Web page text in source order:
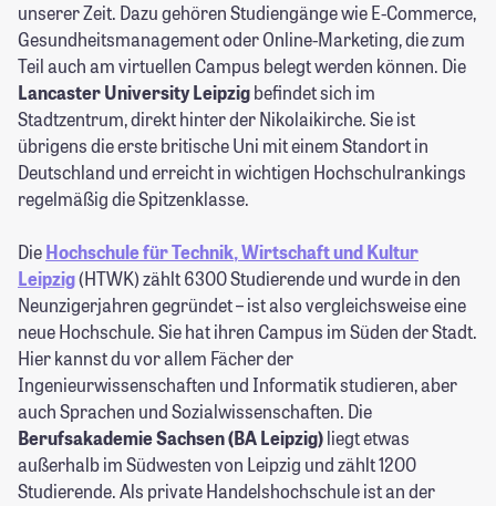
unserer Zeit. Dazu gehören Studiengänge wie E-Commerce,
Gesundheitsmanagement oder Online-Marketing, die zum
Teil auch am virtuellen Campus belegt werden können. Die
Lancaster University Leipzigbefindet sich im
Stadtzentrum, direkt hinter der Nikolaikirche.Sieist
übrigens die erste britische Uni mit einem Standort in
Deutschland und erreicht in wichtigen Hochschulrankings
regelmäßig die Spitzenklasse.
DieHochschule für Technik, Wirtschaft und Kultur
Leipzig(HTWK) zählt 6300 Studierende und wurde in den
Neunzigerjahren gegründet – ist also vergleichsweise eine
neue Hochschule. Sie hat ihren Campus im Süden der Stadt.
Hier kannst du vor allem Fächer der
Ingenieurwissenschaften und Informatik studieren, aber
auch Sprachen und Sozialwissenschaften. Die
Berufsakademie Sachsen (BA Leipzig)liegt etwas
außerhalb im Südwesten von Leipzig und zählt 1200
Studierende. Als private Handelshochschule ist an der